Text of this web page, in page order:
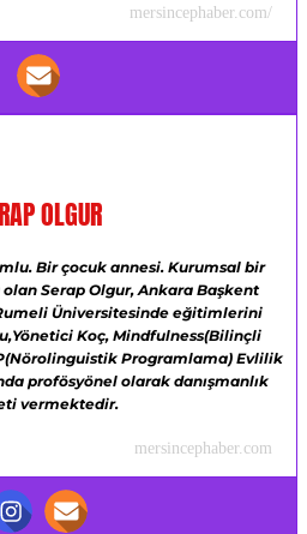
mersincephaber.com/
OLGUR
Bir çocuk annesi. Kurumsal bir
olan Serap Olgur,Ankara Başkent
Üniversitesinde eğitimlerini
Koç, Mindfulness(Bilinçli
Programlama)Evlilik
profösyönel olarak danışmanlık
vermektedir.
mersincephaber.com